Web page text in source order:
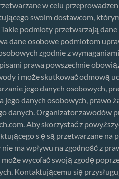
w celu
swoim dostawcom,
podmioty przetwarzają
dane osobowe podmiotom
zgodnie z
prawa powszechnie
i może skutkować odmową
jego danych osobowych,
jego danych osobowych, prawo
danych. Organizator zawodów
Aby skorzystać z
się są przetwarzane na
ma wpływu na zgodność z
wycofać swoją zgodę
Kontaktującemu się